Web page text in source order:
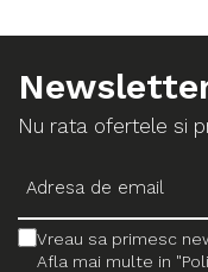
Nu rata ofertele si
Vreau sa primesc
Afla mai multe in